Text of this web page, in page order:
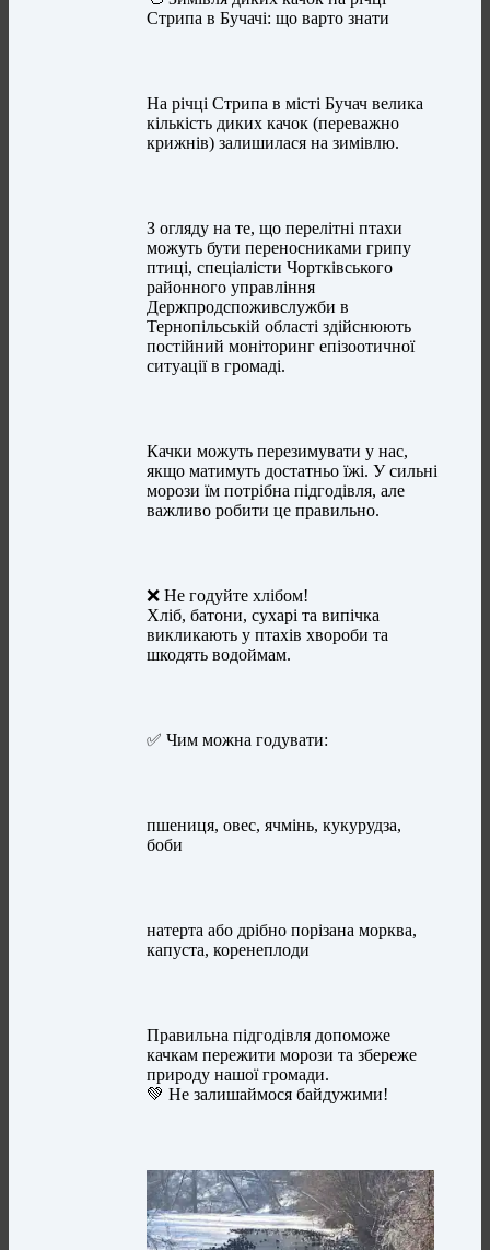
Стрипа в Бучачі: що варто знати
На річці Стрипа в місті Бучач велика
кількість диких качок (переважно
крижнів) залишилася на зимівлю.
З огляду на те, що перелітні птахи
можуть бути переносниками грипу
птиці, спеціалісти Чортківського
районного управління
Держпродспоживслужби в
Тернопільській області здійснюють
постійний моніторинг епізоотичної
ситуації в громаді.
Качки можуть перезимувати у нас,
якщо матимуть достатньо їжі. У сильні
морози їм потрібна підгодівля, але
важливо робити це правильно.
❌ Не годуйте хлібом!
Хліб, батони, сухарі та випічка
викликають у птахів хвороби та
шкодять водоймам.
✅ Чим можна годувати:
пшениця, овес, ячмінь, кукурудза,
боби
натерта або дрібно порізана морква,
капуста, коренеплоди
Правильна підгодівля допоможе
качкам пережити морози та збереже
природу нашої громади.
💚 Не залишаймося байдужими!